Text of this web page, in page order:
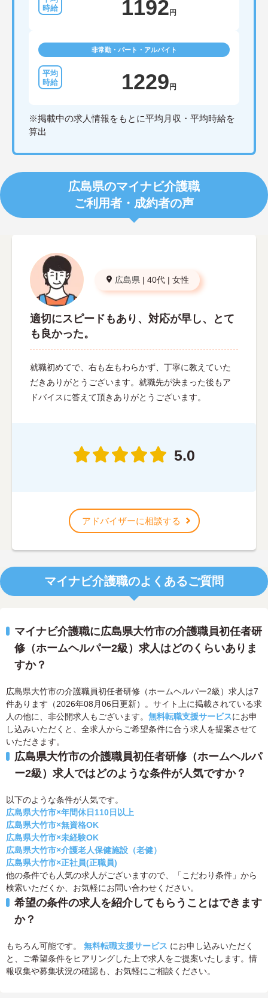
1192 円
非常勤・パート・アルバイト
1229 円
※掲載中の求人情報をもとに平均月収・平均時給を
算出
広島県のマイナビ介護職
ご利用者・成約者の声
広島県 | 40代 | 女性
適切にスピードもあり、対応が早し、とて
も良かった。
就職初めてで、右も左もわらかず、丁寧に教えていた
だきありがとうございます。就職先が決まった後もア
ドバイスに答えて頂きありがとうございます。
5.0
アドバイザーに相談する
マイナビ介護職のよくあるご質問
マイナビ介護職に広島県大竹市の介護職員初任者研
修（ホームヘルパー2級）求人はどのくらいありま
すか？
広島県大竹市の介護職員初任者研修（ホームヘルパー2級）求人は7
件あります（2026年08月06日更新）。サイト上に掲載されている求
人の他に、非公開求人もございます。 無料転職支援サービスにお申
し込みいただくと、全求人からご希望条件に合う求人を提案させて
いただきます。
広島県大竹市の介護職員初任者研修（ホームヘルパ
ー2級）求人ではどのような条件が人気ですか？
以下のような条件が人気です。
広島県大竹市×年間休日110日以上
広島県大竹市×無資格OK
広島県大竹市×未経験OK
広島県大竹市×介護老人保健施設（老健）
広島県大竹市×正社員(正職員)
他の条件でも人気の求人がございますので、「こだわり条件」から
検索いただくか、お気軽にお問い合わせください。
希望の条件の求人を紹介してもらうことはできます
か？
もちろん可能です。 無料転職支援サービス にお申し込みいただく
と、ご希望条件をヒアリングした上で求人をご提案いたします。情
報収集や募集状況の確認も、お気軽にご相談ください。